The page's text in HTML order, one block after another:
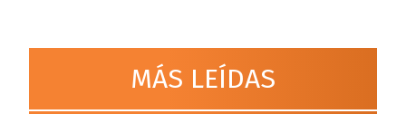
MÁS LEÍDAS